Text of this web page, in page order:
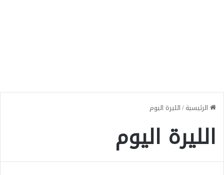
الرئيسية/الليرة اليوم
الليرة اليوم